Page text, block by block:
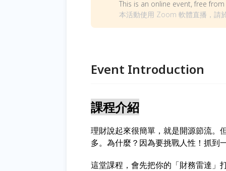
This is an online event, free
本活動使用 Zoom 軟體直播，請
Event Introduction
課程介紹
理財說起來很簡單，就是開源節流。
多。為什麼？因為要挑戰人性！抓到
這堂課程，會先把你的「財務雷達」